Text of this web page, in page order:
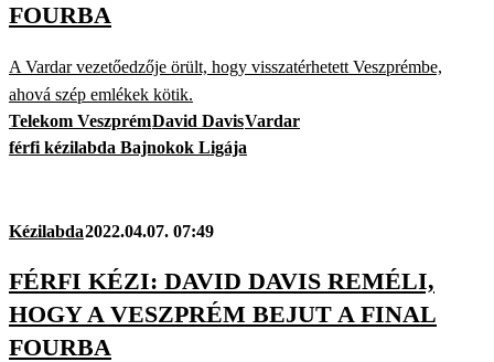
FOURBA
A Vardar vezetőedzője örült, hogy visszatérhetett Veszprémbe,
ahová szép emlékek kötik.
Telekom VeszprémDavid DavisVardar
férfi kézilabda Bajnokok Ligája
Kézilabda2022.04.07. 07:49
FÉRFI KÉZI: DAVID DAVIS REMÉLI,
HOGY A VESZPRÉM BEJUT A FINAL
FOURBA